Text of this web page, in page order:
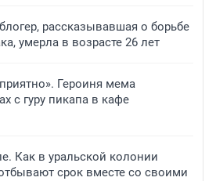
рассказывавшая о борьбе
умерла в возрасте 26 лет
Героиня мема
с гуру пикапа в кафе
Как в уральской колонии
срок вместе со своими